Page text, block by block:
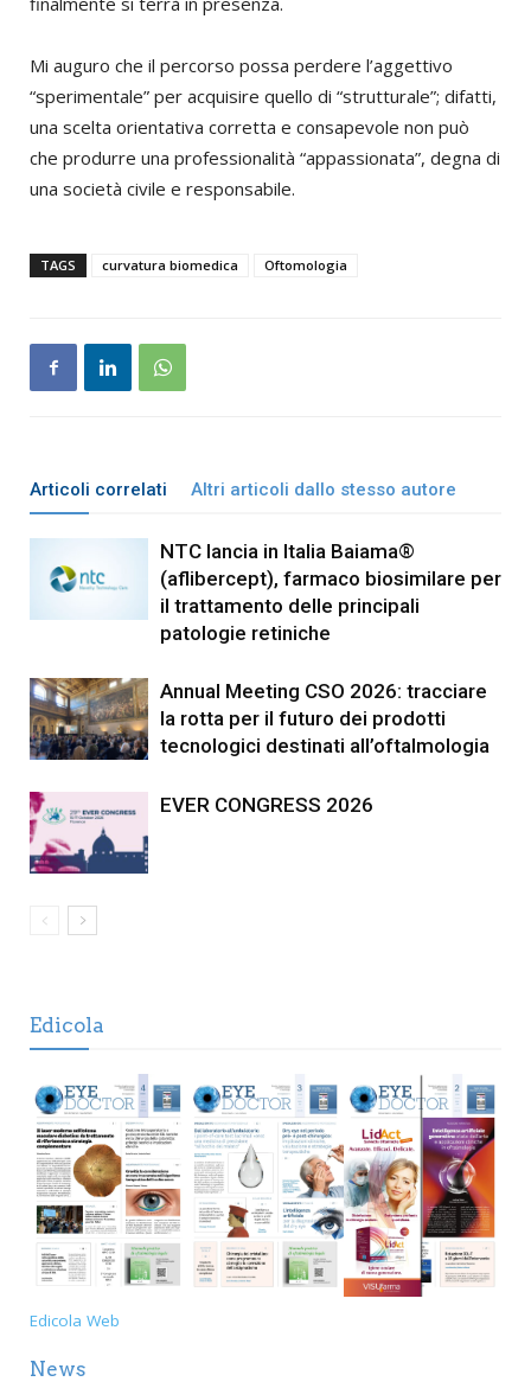
Mi auguro che il percorso possa perdere l’aggettivo
“sperimentale” per acquisire quello di “strutturale”; difatti,
una scelta orientativa corretta e consapevole non può
che produrre una professionalità “appassionata”, degna di
una società civile e responsabile.
TAGS curvatura biomedica Oftomologia
Articoli correlati Altri articoli dallo stesso autore
NTC lancia in Italia Baiama®
(aflibercept), farmaco biosimilare per
il trattamento delle principali
patologie retiniche
Annual Meeting CSO 2026: tracciare
la rotta per il futuro dei prodotti
tecnologici destinati all’oftalmologia
EVER CONGRESS 2026
Edicola
Edicola Web
News